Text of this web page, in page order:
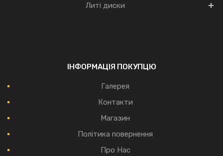
Литі диски
ІНФОРМАЦІЯ ПОКУПЦЮ
Галерея
Контакти
Магазин
Політика повернення
Про Нас